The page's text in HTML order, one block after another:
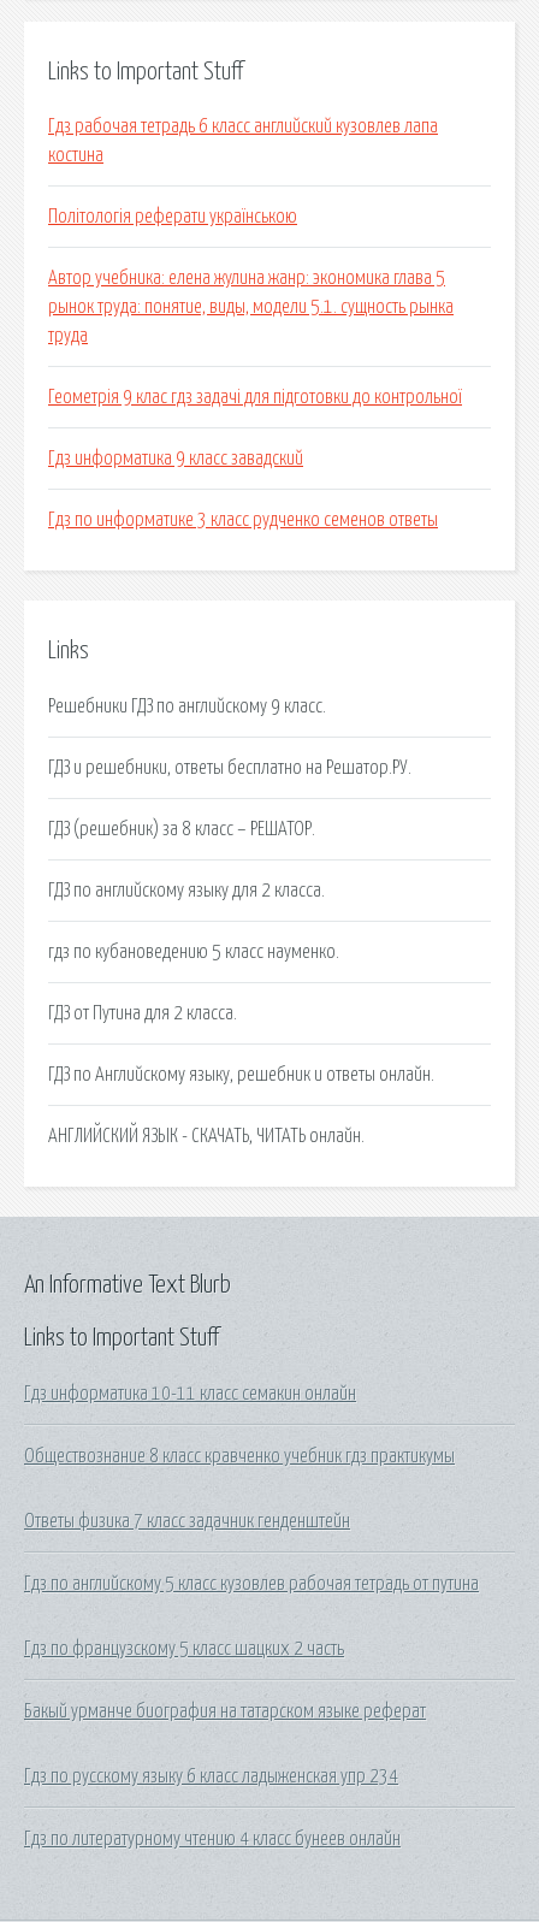
Links to Important Stuff
Гдз рабочая тетрадь 6 класс английский кузовлев лапа
костина
Політологія реферати українською
Автор учебника: елена жулина жанр: экономика глава 5
рынок труда: понятие, виды, модели 5.1. сущность рынка
труда
Геометрія 9 клас гдз задачі для підготовки до контрольної
Гдз информатика 9 класс завадский
Гдз по информатике 3 класс рудченко семенов ответы
Links
Решебники ГДЗ по английскому 9 класс.
ГДЗ и решебники, ответы бесплатно на Решатор.РУ.
ГДЗ (решебник) за 8 класс – РЕШАТОР.
ГДЗ по английскому языку для 2 класса.
гдз по кубановедению 5 класс науменко.
ГДЗ от Путина для 2 класса.
ГДЗ по Английскому языку, решебник и ответы онлайн.
АНГЛИЙСКИЙ ЯЗЫК - СКАЧАТЬ, ЧИТАТЬ онлайн.
Links to Important Stuff
Гдз информатика 10-11 класс семакин онлайн
Обществознание 8 класс кравченко учебник гдз практикумы
Ответы физика 7 класс задачник генденштейн
Гдз по английскому 5 класс кузовлев рабочая тетрадь от путина
Гдз по французскому 5 класс шацких 2 часть
Бакый урманче биография на татарском языке реферат
Гдз по русскому языку 6 класс ладыженская упр 234
Гдз по литературному чтению 4 класс бунеев онлайн
An Informative Text Blurb